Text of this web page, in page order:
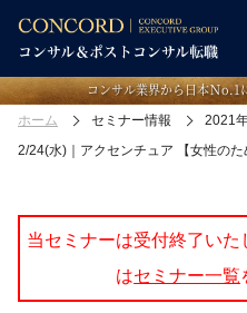
コンサル業界から日本Ｎo.1
ホーム セミナー情報
2021
2/24(水)｜アクセンチュア 【女性の
当セミナーは受付終了い
はセミナー一覧